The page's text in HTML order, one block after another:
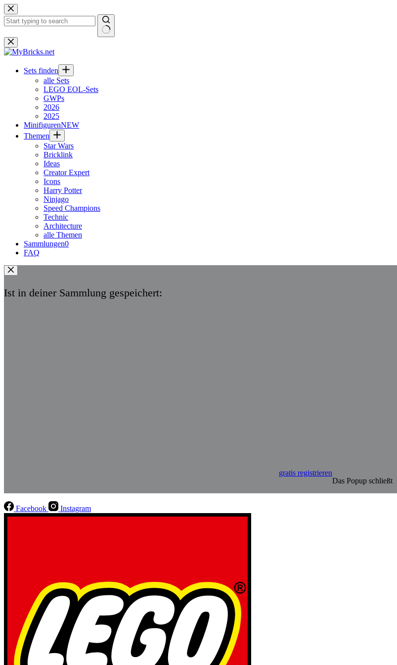
Zum
Inhalt
springen
Keine
Ergebnisse
Sets finden
alle Sets
LEGO EOL-Sets
GWPs
2026
2025
MinifigurenNEW
Themen
Star Wars
Bricklink
Ideas
Creator Expert
Icons
Harry Potter
Ninjago
Speed Champions
Technic
Architecture
alle Themen
Sammlungen0
FAQ
Ist in deiner Sammlung gespeichert:
gratis registrieren
Das Popup schließt
Facebook Instagram